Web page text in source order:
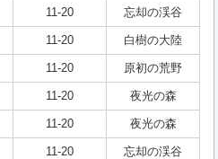
11-20 忘却の渓谷
11-20 白樹の大陸
11-20 原初の荒野
11-20 夜光の森
11-20 夜光の森
11-20 忘却の渓谷